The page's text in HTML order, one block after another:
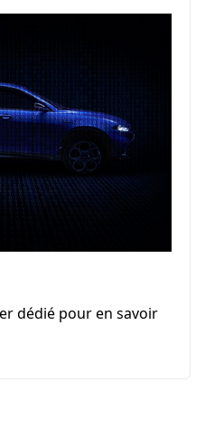
dédié pour en savoir